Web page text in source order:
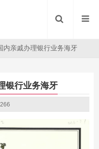
内亲戚办理银行业务海牙
银行业务海牙
266